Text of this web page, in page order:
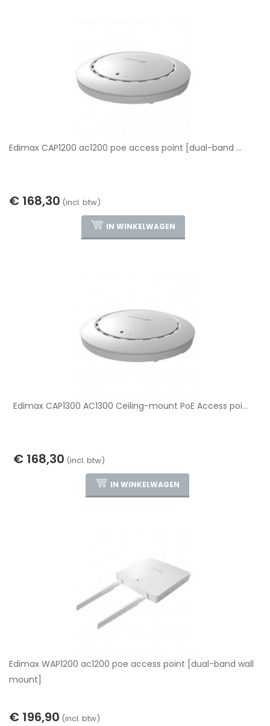
Edimax CAP1200 ac1200 poe access point [dual-band ...
€ 168,30 (incl. btw)
IN WINKELWAGEN
Edimax CAP1300 AC1300 Ceiling-mount PoE Access poi...
€ 168,30 (incl. btw)
IN WINKELWAGEN
Edimax WAP1200 ac1200 poe access point [dual-band wall
mount]
€ 196,90 (incl. btw)